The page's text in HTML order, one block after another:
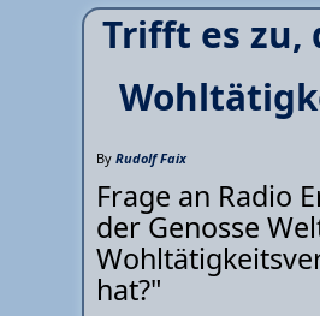
Trifft es zu,
By Rudolf Faix
Frage an Radio
der Genosse
hat?"